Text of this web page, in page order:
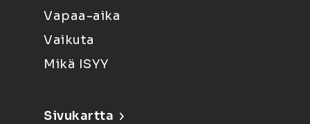
Vapaa-aika
Vaikuta
Mikä ISYY
Sivukartta